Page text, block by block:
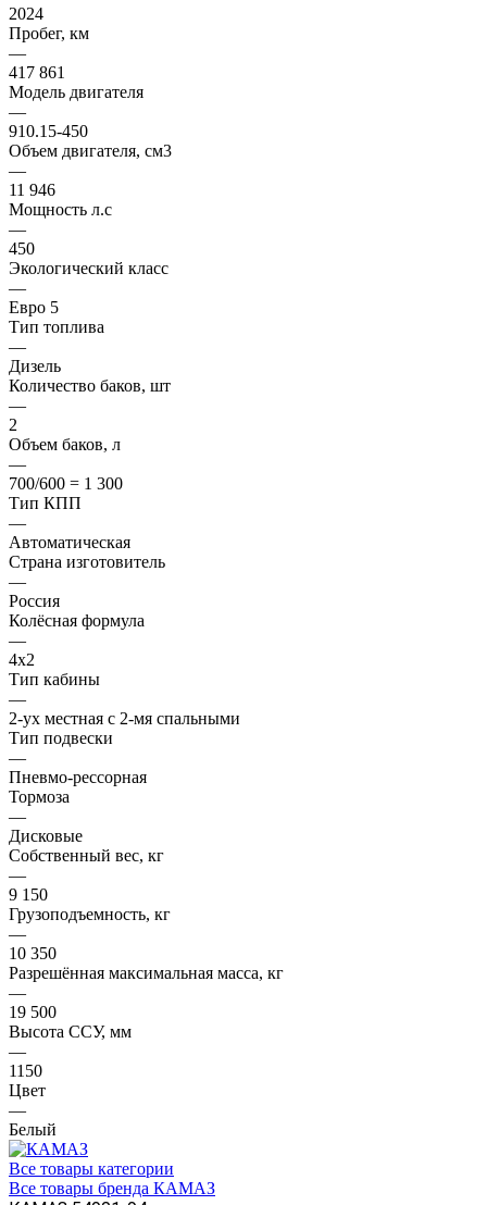
2024
Пробег, км
—
417 861
Модель двигателя
—
910.15-450
Объем двигателя, см3
—
11 946
Мощность л.с
—
450
Экологический класс
—
Евро 5
Тип топлива
—
Дизель
Количество баков, шт
—
2
Объем баков, л
—
700/600 = 1 300
Тип КПП
—
Автоматическая
Страна изготовитель
—
Россия
Колёсная формула
—
4x2
Тип кабины
—
2-ух местная с 2-мя спальными
Тип подвески
—
Пневмо-рессорная
Тормоза
—
Дисковые
Собственный вес, кг
—
9 150
Грузоподъемность, кг
—
10 350
Разрешённая максимальная масса, кг
—
19 500
Высота ССУ, мм
—
1150
Цвет
—
Белый
Все товары категории
Все товары бренда КАМАЗ